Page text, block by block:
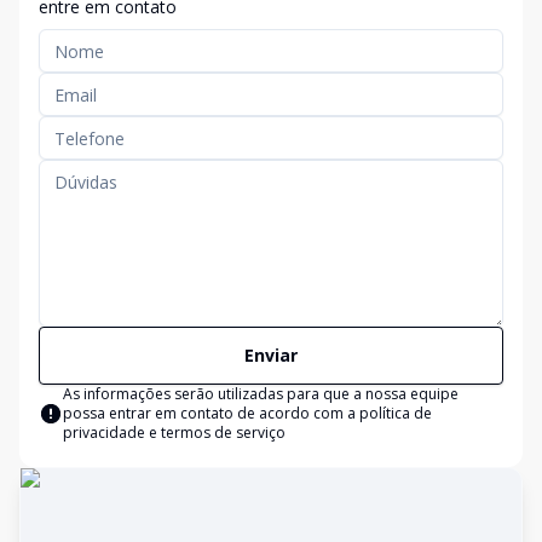
entre em contato
Enviar
As informações serão utilizadas para que a nossa equipe
possa entrar em contato de acordo com a política de
privacidade e termos de serviço